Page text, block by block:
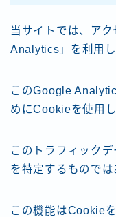
当サイトでは、ア
Analytics」を利用し
このGoogle
めにCookieを使用し
このトラフィック
を特定するものでは
この機能はCookie